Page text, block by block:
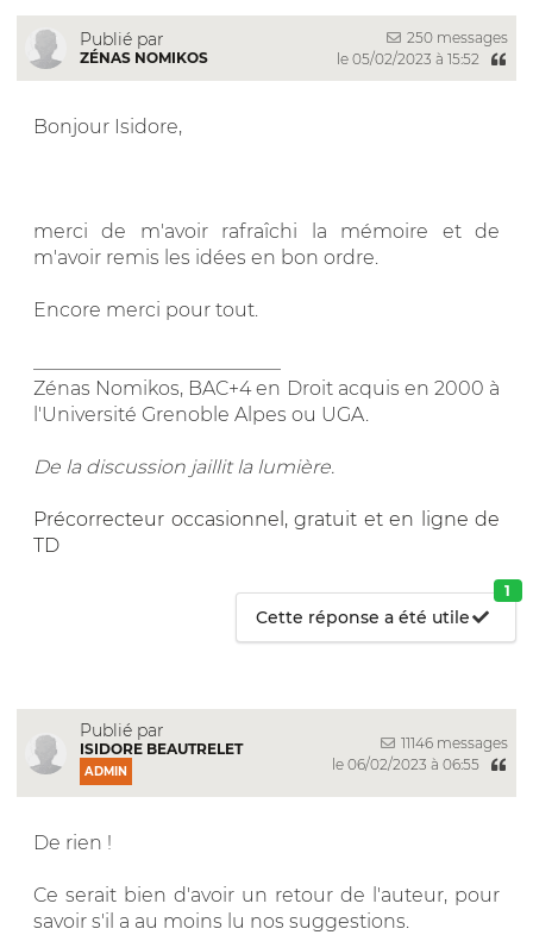
Publié par
ZÉNAS NOMIKOS
250 messages
le 05/02/2023 à 15:52
Bonjour Isidore,
merci de m'avoir rafraîchi la mémoire et de
m'avoir remis les idées en bon ordre.
Encore merci pour tout.
Zénas Nomikos, BAC+4 en Droit acquis en 2000 à
l'Université Grenoble Alpes ou UGA.
De la discussion jaillit la lumière.
Précorrecteur occasionnel, gratuit et en ligne de
TD
Cette réponse a été utile
1
Publié par
ISIDORE BEAUTRELET
ADMIN
11146 messages
le 06/02/2023 à 06:55
De rien !
Ce serait bien d'avoir un retour de l'auteur, pour
savoir s'il a au moins lu nos suggestions.